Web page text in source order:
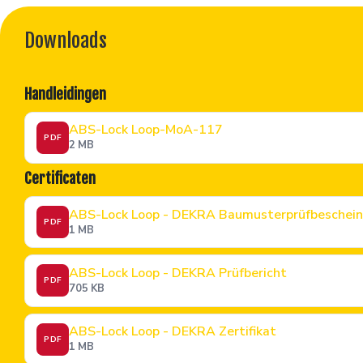
Downloads
Handleidingen
PDF ABS-Lock Loop-MoA-117
2 MB
Certificaten
PDF ABS-Lock Loop - DEKRA
1 MB
PDF ABS-Lock Loop - DEKRA Prüfbericht
705 KB
PDF ABS-Lock Loop - DEKRA Zertifikat
1 MB